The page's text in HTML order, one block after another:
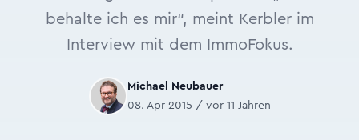
behalte ich es mir“, meint Kerbler im
Interview mit dem ImmoFokus.
Michael Neubauer
08. Apr 2015 / vor 11 Jahren